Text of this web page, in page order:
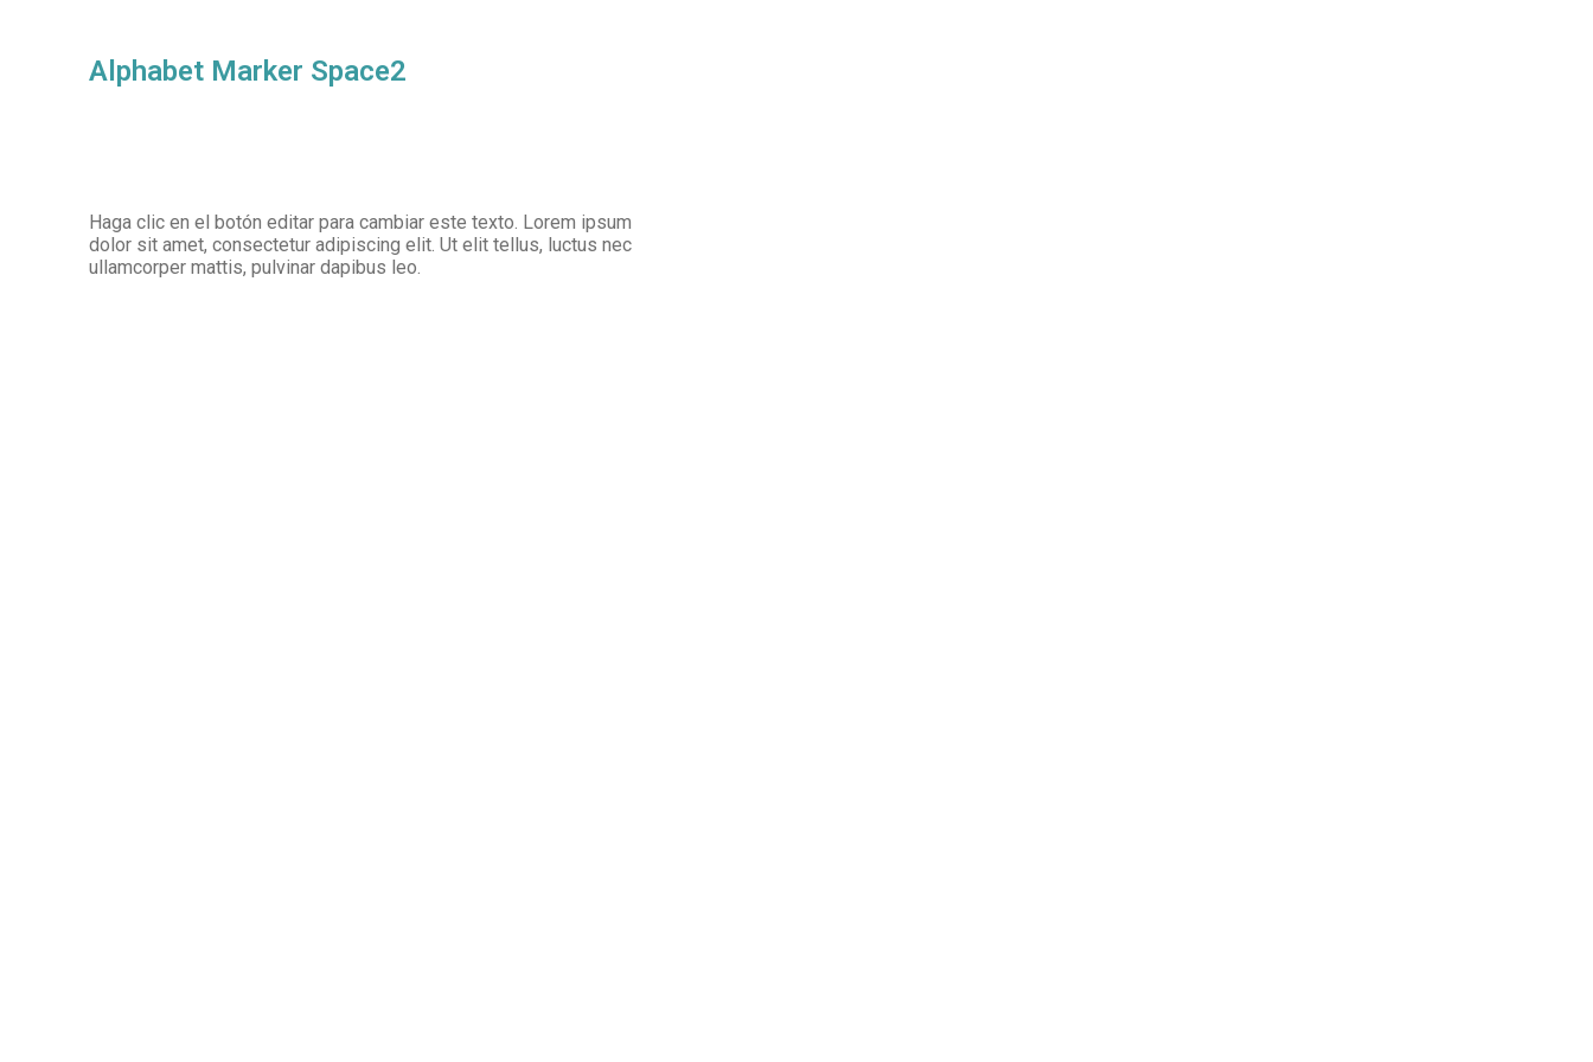
Alphabet Marker Space2
Haga clic en el botón editar para cambiar este texto. Lorem ipsum
dolor sit amet, consectetur adipiscing elit. Ut elit tellus, luctus nec
ullamcorper mattis, pulvinar dapibus leo.